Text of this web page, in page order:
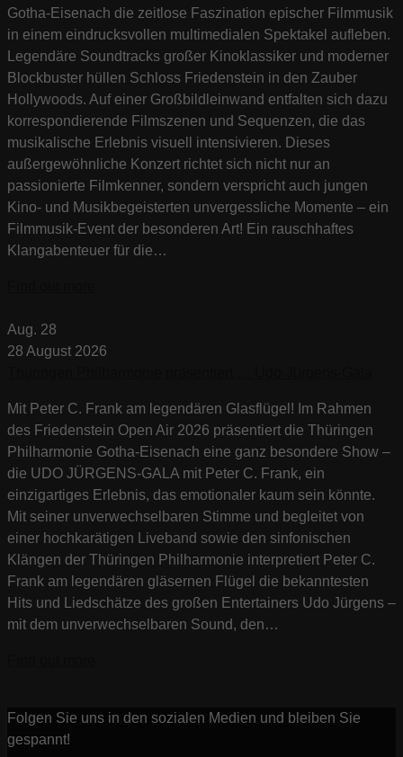
Gotha-Eisenach die zeitlose Faszination epischer Filmmusik
in einem eindrucksvollen multimedialen Spektakel aufleben.
Legendäre Soundtracks großer Kinoklassiker und moderner
Blockbuster hüllen Schloss Friedenstein in den Zauber
Hollywoods. Auf einer Großbildleinwand entfalten sich dazu
korrespondierende Filmszenen und Sequenzen, die das
musikalische Erlebnis visuell intensivieren. Dieses
außergewöhnliche Konzert richtet sich nicht nur an
passionierte Filmkenner, sondern verspricht auch jungen
Kino- und Musikbegeisterten unvergessliche Momente – ein
Filmmusik-Event der besonderen Art! Ein rauschhaftes
Klangabenteuer für die…
Aug. 28
28 August 2026
Mit Peter C. Frank am legendären Glasflügel! Im Rahmen
des Friedenstein Open Air 2026 präsentiert die Thüringen
Philharmonie Gotha-Eisenach eine ganz besondere Show –
die UDO JÜRGENS-GALA mit Peter C. Frank, ein
einzigartiges Erlebnis, das emotionaler kaum sein könnte.
Mit seiner unverwechselbaren Stimme und begleitet von
einer hochkarätigen Liveband sowie den sinfonischen
Klängen der Thüringen Philharmonie interpretiert Peter C.
Frank am legendären gläsernen Flügel die bekanntesten
Hits und Liedschätze des großen Entertainers Udo Jürgens –
mit dem unverwechselbaren Sound, den…
Folgen Sie uns in den sozialen Medien und bleiben Sie
gespannt!